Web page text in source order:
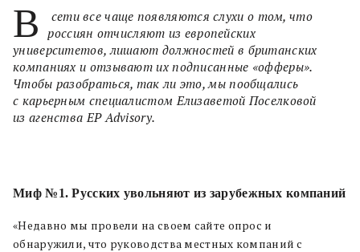
В
сети все чаще появляются слухи о том, что
россиян отчисляют из европейских
университетов, лишают должностей в британских
компаниях и отзывают их подписанные «офферы».
Чтобы разобраться, так ли это, мы пообщались
с карьерным специалистом Елизаветой Поселковой
из агенства EP Advisory.
Миф №1. Русских увольняют из зарубежных компаний
«Недавно мы провели на своем сайте опрос и
обнаружили, что руководства местных компаний с